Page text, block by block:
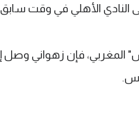
النادي الأهلي في وقت
فإن زهواني وصل